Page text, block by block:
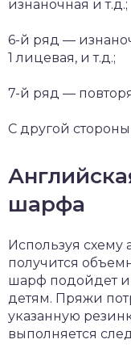
изнаночная и т.д.;
6-й ряд —
1 лицевая, и т.д.;
7-й ряд —
С другой стороны
шарфа
Используя схему
получится
шарф подойдет
детям. Пряжи
указанную
выполняется